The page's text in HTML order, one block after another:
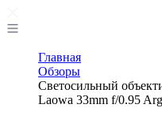
Главная
Обзоры
Светосильный
Laowa 33mm f/0.95